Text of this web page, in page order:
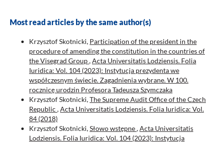
Most read articles by the same author(s)
Krzysztof Skotnicki, Participation of the president in the
procedure of amending the constitution in the countries of
the Visegrad Group,Acta Universitatis Lodziensis. Folia
Iuridica: Vol. 104 (2023): Instytucja prezydenta we
współczesnym świecie. Zagadnienia wybrane. W 100.
rocznicę urodzin Profesora Tadeusza Szymczaka
Krzysztof Skotnicki,The Supreme Audit Office of the Czech
Republic ,Acta Universitatis Lodziensis. Folia Iuridica: Vol.
84 (2018)
Krzysztof Skotnicki,Słowo wstępne,Acta Universitatis
Lodziensis. Folia Iuridica: Vol. 104 (2023): Instytucja